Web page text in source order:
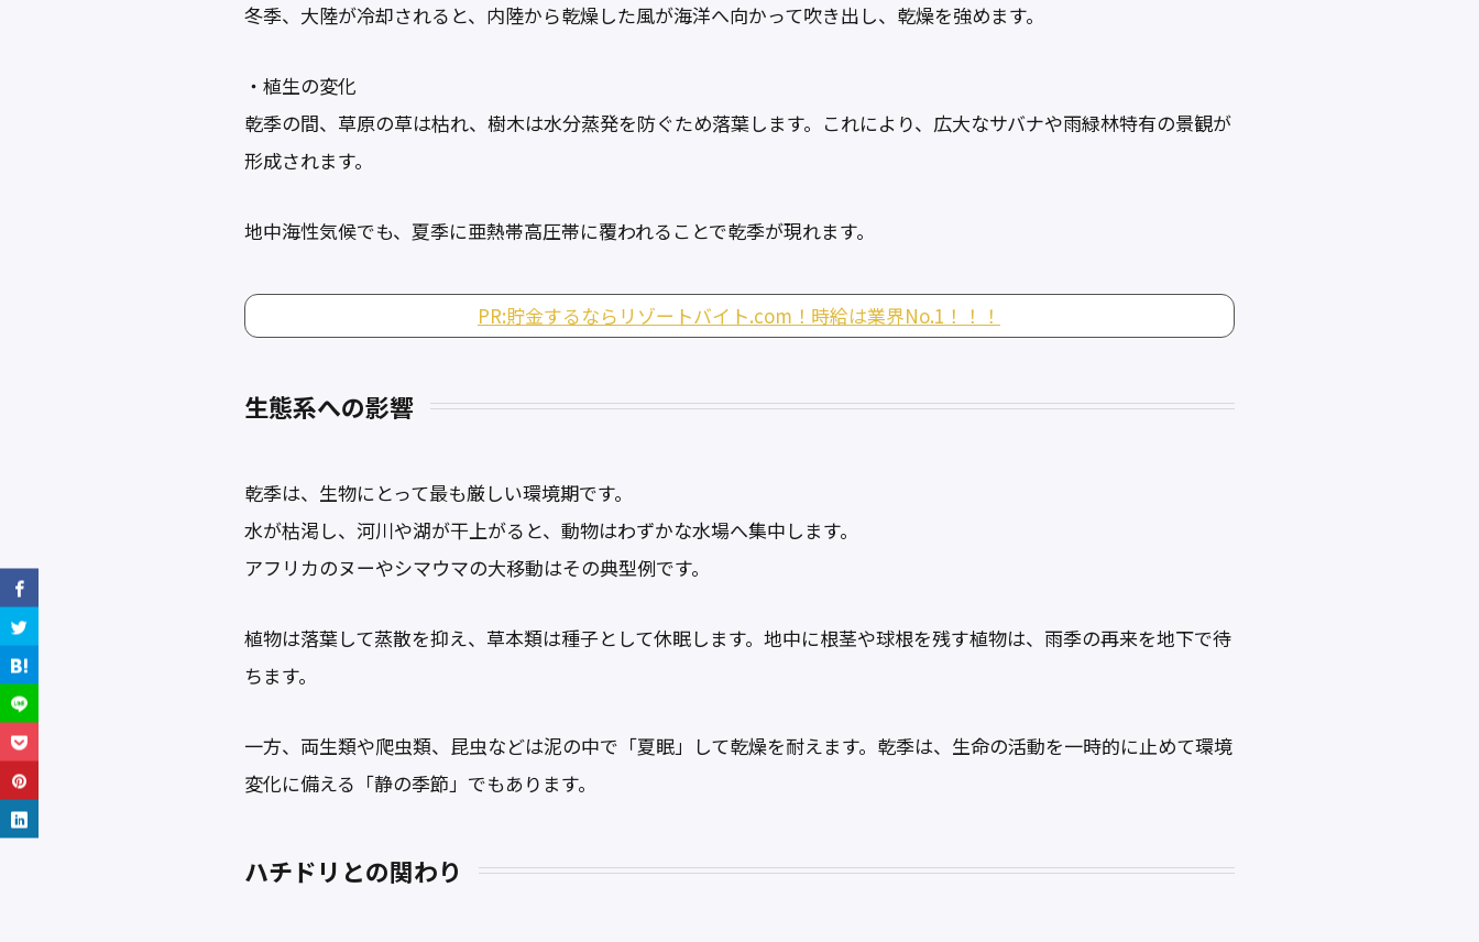
冬季、大陸が冷却されると、内陸から乾燥した風が海洋へ向かって吹き出し、乾燥を強めます。
・植生の変化
乾季の間、草原の草は枯れ、樹木は水分蒸発を防ぐため落葉します。これにより、広大なサバナや雨緑林特有の景観が
形成されます。
地中海性気候でも、夏季に亜熱帯高圧帯に覆われることで乾季が現れます。
PR:貯金するならリゾートバイト.com！時給は業界No.1！！！
生態系への影響
乾季は、生物にとって最も厳しい環境期です。
水が枯渇し、河川や湖が干上がると、動物はわずかな水場へ集中します。
アフリカのヌーやシマウマの大移動はその典型例です。
植物は落葉して蒸散を抑え、草本類は種子として休眠します。地中に根茎や球根を残す植物は、雨季の再来を地下で待
ちます。
一方、両生類や爬虫類、昆虫などは泥の中で「夏眠」して乾燥を耐えます。乾季は、生命の活動を一時的に止めて環境
変化に備える「静の季節」でもあります。
ハチドリとの関わり